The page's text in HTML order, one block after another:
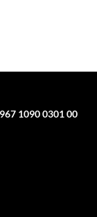
1090 0301 00